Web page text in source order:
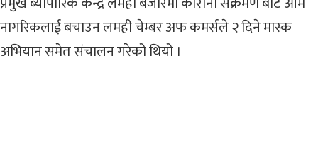
नागरिकलाई बचाउन लमही चेम्बर अफ कमर्सले २ दिने मास्क
अभियान समेत संचालन गरेको थियो ।